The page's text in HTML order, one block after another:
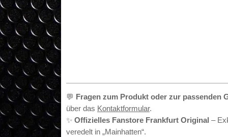
💬 Fragen zum Produkt oder zur passenden
über das Kontaktformular.
✨ Offizielles Fanstore Frankfurt Original –
veredelt in „Mainhatten“.